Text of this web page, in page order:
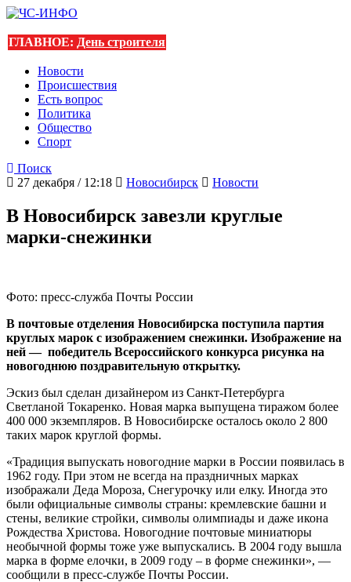
ГЛАВНОЕ: День строителя
Новости
Происшествия
Есть вопрос
Политика
Общество
Спорт
Поиск
27 декабря / 12:18
Новосибирск Новости
В Новосибирск завезли круглые
марки-снежинки
Фото: пресс-служба Почты России
В почтовые отделения Новосибирска поступила партия
круглых марок с изображением снежинки. Изображение на
ней — победитель Всероссийского конкурса рисунка на
новогоднюю поздравительную открытку.
Эскиз был сделан дизайнером из Санкт-Петербурга
Светланой Токаренко. Новая марка выпущена тиражом более
400 000 экземпляров. В Новосибирске осталось около 2 800
таких марок круглой формы.
«Традиция выпускать новогодние марки в России появилась в
1962 году. При этом не всегда на праздничных марках
изображали Деда Мороза, Снегурочку или елку. Иногда это
были официальные символы страны: кремлевские башни и
стены, великие стройки, символы олимпиады и даже икона
Рождества Христова. Новогодние почтовые миниатюры
необычной формы тоже уже выпускались. В 2004 году вышла
марка в форме елочки, в 2009 году – в форме снежинки», —
сообщили в пресс-службе Почты России.